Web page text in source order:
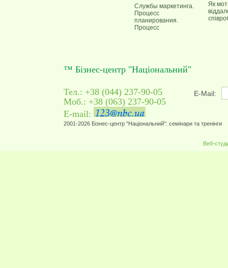
Службы маркетинга.
Процесс
планирования.
Процесс
Як
™ Бізнес-центр "Національний"
Тел.: +38 (044) 237-90-05
Моб.: +38 (063) 237-90-05
E-mail:
2001-2026 Бізнес-центр "Національний": семінари та тренінги
Веб-
E-Mail: